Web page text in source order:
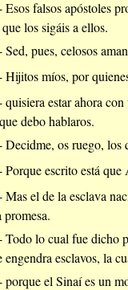
Esos falsos apóstoles
los sigáis a ellos.
Sed, pues, celosos
Hijitos míos, por
estar ahora
debo hablaros.
Decidme, os ruego, los
Porque escrito está
Mas el de la esclava
promesa.
lo cual fue dicho
engendra esclavos, la
porque el Sinaí es un